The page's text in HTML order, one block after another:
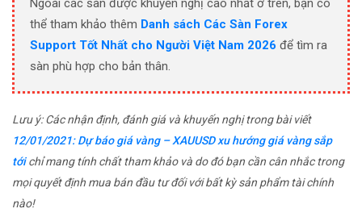
Ngoài các sàn được khuyến nghị cao nhất ở trên, bạn có
thể tham khảo thêm Danh sách Các Sàn Forex
Support Tốt Nhất cho Người Việt Nam 2026 để tìm ra
sàn phù hợp cho bản thân.
Lưu ý: Các nhận định, đánh giá và khuyến nghị trong bài viết
12/01/2021: Dự báo giá vàng – XAUUSD xu hướng giá vàng sắp
tớichỉ mang tính chất tham khảo và do đó bạn cần cân nhắc trong
mọi quyết định mua bán đầu tư đối với bất kỳ sản phẩm tài chính
nào!